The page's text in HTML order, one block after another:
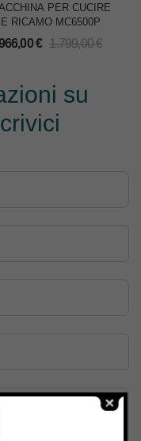
PER CUCIRE
E RICAMO MC6500P
€ 1.799,00€
su